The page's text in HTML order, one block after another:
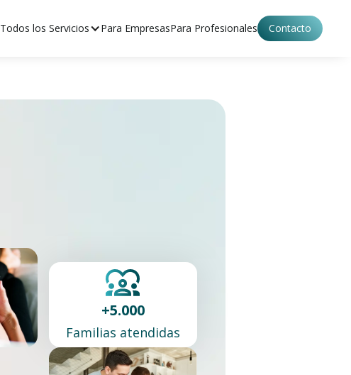
Todos los Servicios Para EmpresasPara Profesionales Contacto
+5.000
Familias atendidas